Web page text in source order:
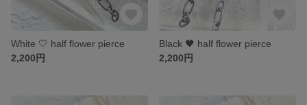
White 🤍 half flower pierce
2,200円
Black 🖤 half flower pierce
2,200円